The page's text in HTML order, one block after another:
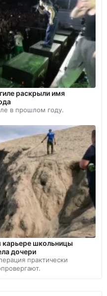
раскрыли имя
в прошлом году.
карьере школьницы
дочери
практически